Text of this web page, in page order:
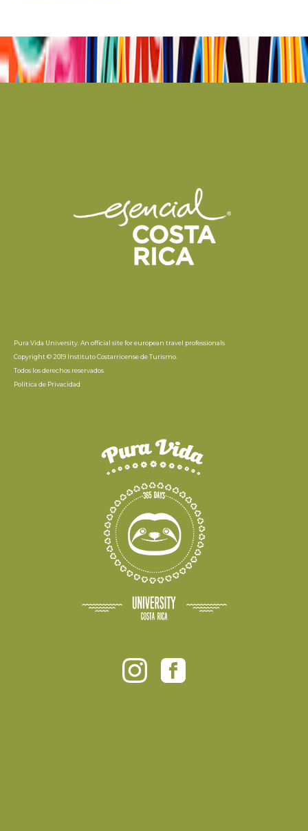
Pura Vida University. An official site for european travel professionals
Copyright © 2019 Instituto Costarricense de Turismo.
Todos los derechos reservados
Política de Privacidad